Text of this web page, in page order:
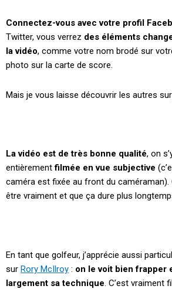
Connectez-vous avec votre profil
Twitter, vous verrez des éléments
la vidéo, comme votre nom brodé sur
photo sur la carte de score.
Mais je vous laisse découvrir les autres
La vidéo est de très bonne qualité, on
entièrementfilmée en vue subjective
caméra est fixée au front du caméraman).
être vraiment et que ça dure plus
En tant que golfeur, j’apprécie aussi
sur Rory McIlroy : on le voit bien frapper
largement sa technique . C’est vraiment